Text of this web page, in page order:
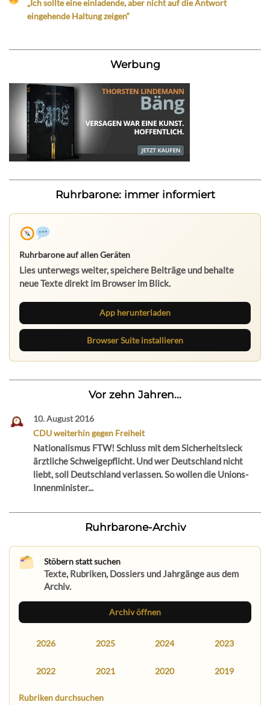
„Ich sollte eine einladende, aber nicht auf die Antwort
eingehende Haltung zeigen“
Werbung
Ruhrbarone: immer informiert
Ruhrbarone auf allen Geräten
Lies unterwegs weiter, speichere Beiträge und behalte
neue Texte direkt im Browser im Blick.
App herunterladen
Browser Suite installieren
Vor zehn Jahren...
10. August 2016
CDU weiterhin gegen Freiheit
Nationalismus FTW! Schluss mit dem Sicherheitsleck
ärztliche Schweigepflicht. Und wer Deutschland nicht
liebt, soll Deutschland verlassen. So wollen die Unions-
Innenminister...
Ruhrbarone-Archiv
Stöbern statt suchen
Texte, Rubriken, Dossiers und Jahrgänge aus dem
Archiv.
Archiv öffnen
2026 2025 2024 2023
2022 2021 2020 2019
Rubriken durchsuchen